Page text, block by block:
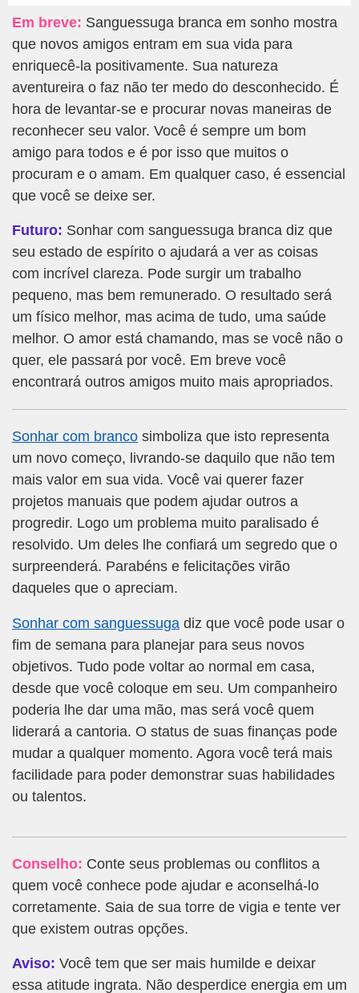
Em breve: Sanguessuga branca em sonho mostra
que novos amigos entram em sua vida para
enriquecê-la positivamente. Sua natureza
aventureira o faz não ter medo do desconhecido. É
hora de levantar-se e procurar novas maneiras de
reconhecer seu valor. Você é sempre um bom
amigo para todos e é por isso que muitos o
procuram e o amam. Em qualquer caso, é essencial
que você se deixe ser.
Futuro: Sonhar com sanguessuga branca diz que
seu estado de espírito o ajudará a ver as coisas
com incrível clareza. Pode surgir um trabalho
pequeno, mas bem remunerado. O resultado será
um físico melhor, mas acima de tudo, uma saúde
melhor. O amor está chamando, mas se você não o
quer, ele passará por você. Em breve você
encontrará outros amigos muito mais apropriados.
Sonhar com branco simboliza que isto representa
um novo começo, livrando-se daquilo que não tem
mais valor em sua vida. Você vai querer fazer
projetos manuais que podem ajudar outros a
progredir. Logo um problema muito paralisado é
resolvido. Um deles lhe confiará um segredo que o
surpreenderá. Parabéns e felicitações virão
daqueles que o apreciam.
Sonhar com sanguessuga diz que você pode usar o
fim de semana para planejar para seus novos
objetivos. Tudo pode voltar ao normal em casa,
desde que você coloque em seu. Um companheiro
poderia lhe dar uma mão, mas será você quem
liderará a cantoria. O status de suas finanças pode
mudar a qualquer momento. Agora você terá mais
facilidade para poder demonstrar suas habilidades
ou talentos.
Conselho: Conte seus problemas ou conflitos a
quem você conhece pode ajudar e aconselhá-lo
corretamente. Saia de sua torre de vigia e tente ver
que existem outras opções.
Aviso: Você tem que ser mais humilde e deixar
essa atitude ingrata. Não desperdice energia em um